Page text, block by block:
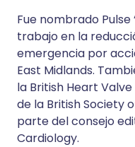
Fue nombrado Pulse
trabajo en la
emergencia por
East Midlands.
la British Heart
de la British Society
parte del consejo
Cardiology.